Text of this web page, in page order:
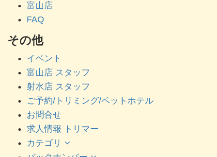
富山店
FAQ
その他
イベント
富山店 スタッフ
射水店 スタッフ
ご予約/トリミング/ペットホテル
お問合せ
求人情報 トリマー
カテゴリ